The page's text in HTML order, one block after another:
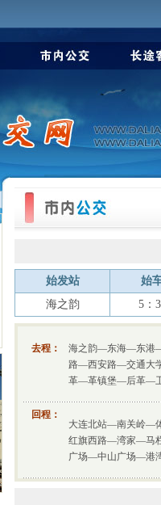
始发站
始
海之韵
5：
去程：
海之韵—东海—东港
路—西安路—交通
革—革镇堡—后革—
回程：
大连北站—南关岭
红旗西路—湾家—马
广场—中山广场—港